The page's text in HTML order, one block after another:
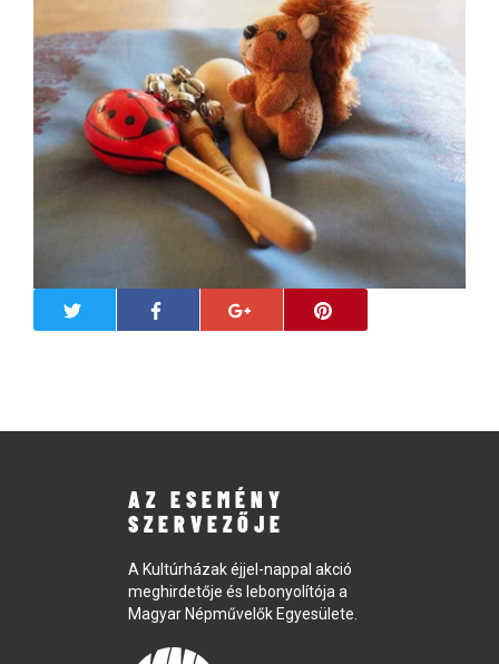
AZ ESEMÉNY
SZERVEZŐJE
A Kultúrházak éjjel-nappal akció
meghirdetője és lebonyolítója a
Magyar Népművelők Egyesülete.